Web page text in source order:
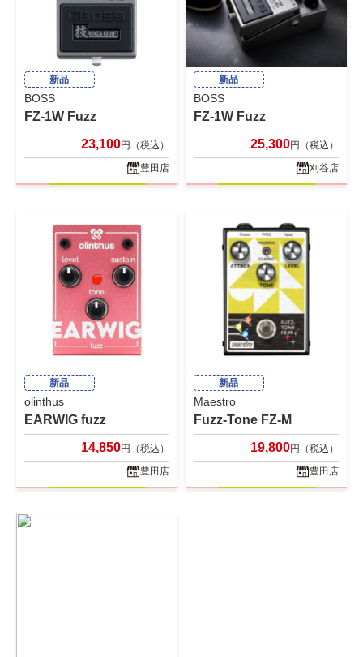
新品
BOSS
FZ-1W Fuzz
23,100円（税込）
豊田店
新品
BOSS
FZ-1W Fuzz
25,300円（税込）
刈谷店
新品
olinthus
EARWIG fuzz
14,850円（税込）
豊田店
新品
Maestro
Fuzz-Tone FZ-M
19,800円（税込）
豊田店